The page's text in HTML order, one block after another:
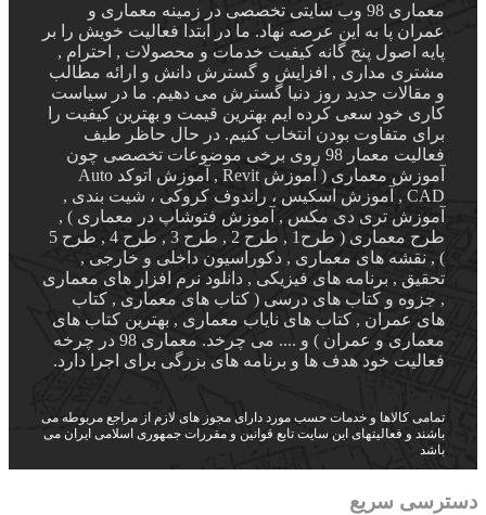
معماری 98 وب سایتی تخصصی در زمینه معماری و
عمران پا به این عرصه نهاد. ما در ابتدا فعالیت خویش را بر
پایه اصول پنج گانه کیفیت خدمات و محصولات , احترام ,
مشتری مداری , افزایش و گسترش دانش و ارائه مطالب
و مقالات جدید روز دنیا گسترش می دهیم. ما در سیاست
کاری خود سعی کرده ایم بهترین قیمت و بهترین کیفیت را
برای متفاوت بودن انتخاب کنیم. در حال حاظر طیف
فعالیت معمار 98 روی برخی موضوعات تخصصی چون
آموزش معماری ( آموزش Revit , آموزش اتوکد Auto
CAD , آموزش اسکیس ، راندوف کروکی ، شیت بندی ,
آموزش تری دی مکس , آموزش فتوشاپ در معماری ) ,
طرح معماری ( طرح1 , طرح 2 , طرح 3 , طرح 4 , طرح 5
) , نقشه های معماری , دکوراسیون داخلی و خارجی ,
تحقیق , برنامه های فیزیکی , دانلود نرم افزار های معماری
, جزوه و کتاب های درسی ( کتاب های معماری , کتاب
های عمران , کتاب های نایاب معماری , بهترین کتاب های
معماری و عمران ) و .... می چرخد. معماری 98 در چرخه
فعالیت خود هدف ها و برنامه های بزرگی برای اجرا دارد.
تمامی کالاها و خدمات حسب مورد دارای مجوز های لازم از مراجع مربوطه می
باشند و فعالیتهای این سایت تابع قوانین و مقررات جمهوری اسلامی ایران می
باشد
دسترسی سریع